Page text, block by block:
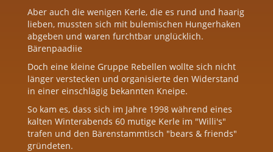
Aber auch die wenigen Kerle, die es rund und haarig
lieben, mussten sich mit bulemischen Hungerhaken
abgeben und waren furchtbar unglücklich.
Bärenpaadiie
Doch eine kleine Gruppe Rebellen wollte sich nicht
länger verstecken und organisierte den Widerstand
in einer einschlägig bekannten Kneipe.
So kam es, dass sich im Jahre 1998 während eines
kalten Winterabends 60 mutige Kerle im "Willi's"
trafen und den Bärenstammtisch "bears & friends"
gründeten.